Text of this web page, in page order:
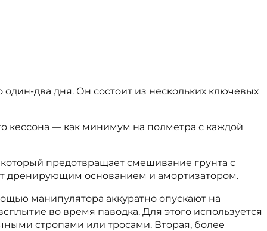
два дня. Он состоит из нескольких ключевых
кессона — как минимум на полметра с каждой
который предотвращает смешивание грунта с
дренирующим основанием и амортизатором.
манипулятора аккуратно опускают на
во время паводка. Для этого используется
стропами или тросами. Вторая, более